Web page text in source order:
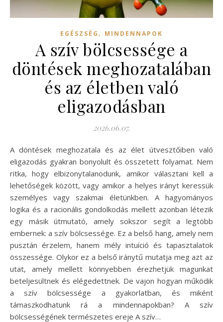
EGÉSZSÉG , MINDENNAPOK
A szív bölcsessége a
döntések meghozatalában
és az életben való
eligazodásban
2026.06.07.
A döntések meghozatala és az élet útvesztőiben való
eligazodás gyakran bonyolult és összetett folyamat. Nem
ritka, hogy elbizonytalanodunk, amikor választani kell a
lehetőségek között, vagy amikor a helyes irányt keressük
személyes vagy szakmai életünkben. A hagyományos
logika és a racionális gondolkodás mellett azonban létezik
egy másik útmutató, amely sokszor segít a legtöbb
embernek: a szív bölcsessége. Ez a belső hang, amely nem
pusztán érzelem, hanem mély intuíció és tapasztalatok
összessége. Olykor ez a belső iránytű mutatja meg azt az
utat, amely mellett könnyebben érezhetjük magunkat
beteljesültnek és elégedettnek. De vajon hogyan működik
a szív bölcsessége a gyakorlatban, és miként
támaszkodhatunk rá a mindennapokban? A szív
bölcsességének természetes ereje A szív…